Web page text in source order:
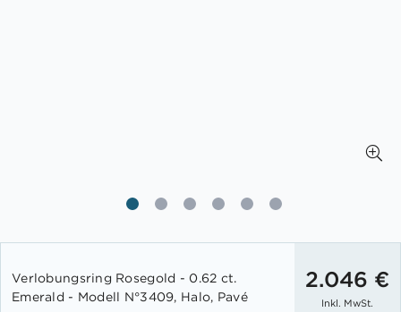
Anfang
der
Bildgalerie
Verlobungsring Rosegold - 0.62 ct.
Emerald - Modell N°3409, Halo, Pavé
2.046 €
Inkl. MwSt.